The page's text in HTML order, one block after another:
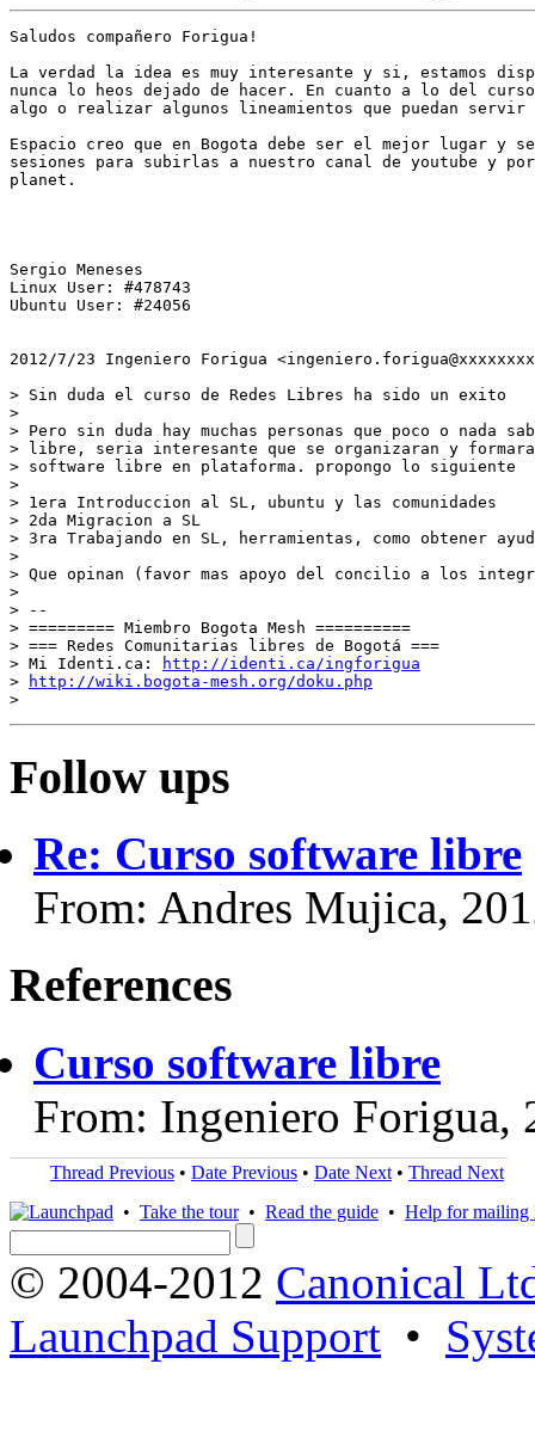
Saludos compañero Forigua!
La verdad la idea es muy interesante y si, estamos
nunca lo heos dejado de hacer. En cuanto a lo del
algo o realizar algunos lineamientos que puedan
Espacio creo que en Bogota debe ser el mejor lugar y
sesiones para subirlas a nuestro canal de youtube y
planet.
Sergio Meneses
Linux User: #478743
Ubuntu User: #24056
2012/7/23 Ingeniero Forigua
> Sin duda el curso de Redes Libres ha sido un exito
>
> Pero sin duda hay muchas personas que poco o nada
> libre, seria interesante que se organizaran y
> software libre en plataforma. propongo lo siguiente
>
> 1era Introduccion al SL, ubuntu y las comunidades
> 2da Migracion a SL
> 3ra Trabajando en SL, herramientas, como obtener
>
> Que opinan (favor mas apoyo del concilio a los
>
> --
> ========= Miembro Bogota Mesh ==========
> === Redes Comunitarias libres de Bogotá ===
> Mi Identi.ca:
http://identi.ca/ingforigua
>
http://wiki.bogota-mesh.org/doku.php
Follow ups
Re: Curso software libre
From: Andres Mujica,
References
Curso software libre
From: Ingeniero Forigua,
Thread Previous • Date Previous • Date Next • Thread Next
• Take the tour• Read the guide • Help for mailing
© 2004-2012 Canonical
Launchpad Support •